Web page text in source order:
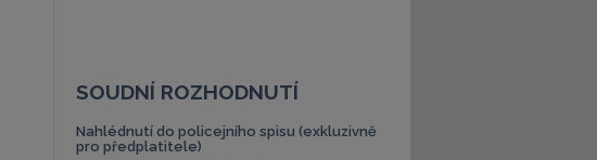
SOUDNÍ ROZHODNUTÍ
Nahlédnutí do policejního spisu (exkluzivně
pro předplatitele)